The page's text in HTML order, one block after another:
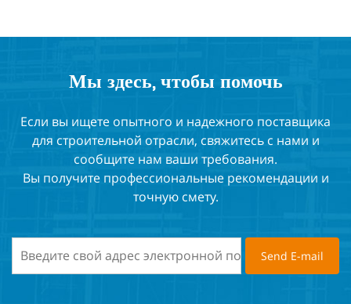
Мы здесь, чтобы помочь
Если вы ищете опытного и надежного поставщика
для строительной отрасли, свяжитесь с нами и
сообщите нам ваши требования.
Вы получите профессиональные рекомендации и
точную смету.